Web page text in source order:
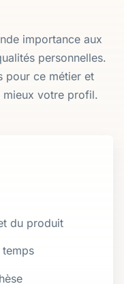
importance aux
personnelles.
pour ce métier et
mieux votre profil.
du produit